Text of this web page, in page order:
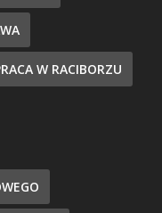
W RACIBORZU